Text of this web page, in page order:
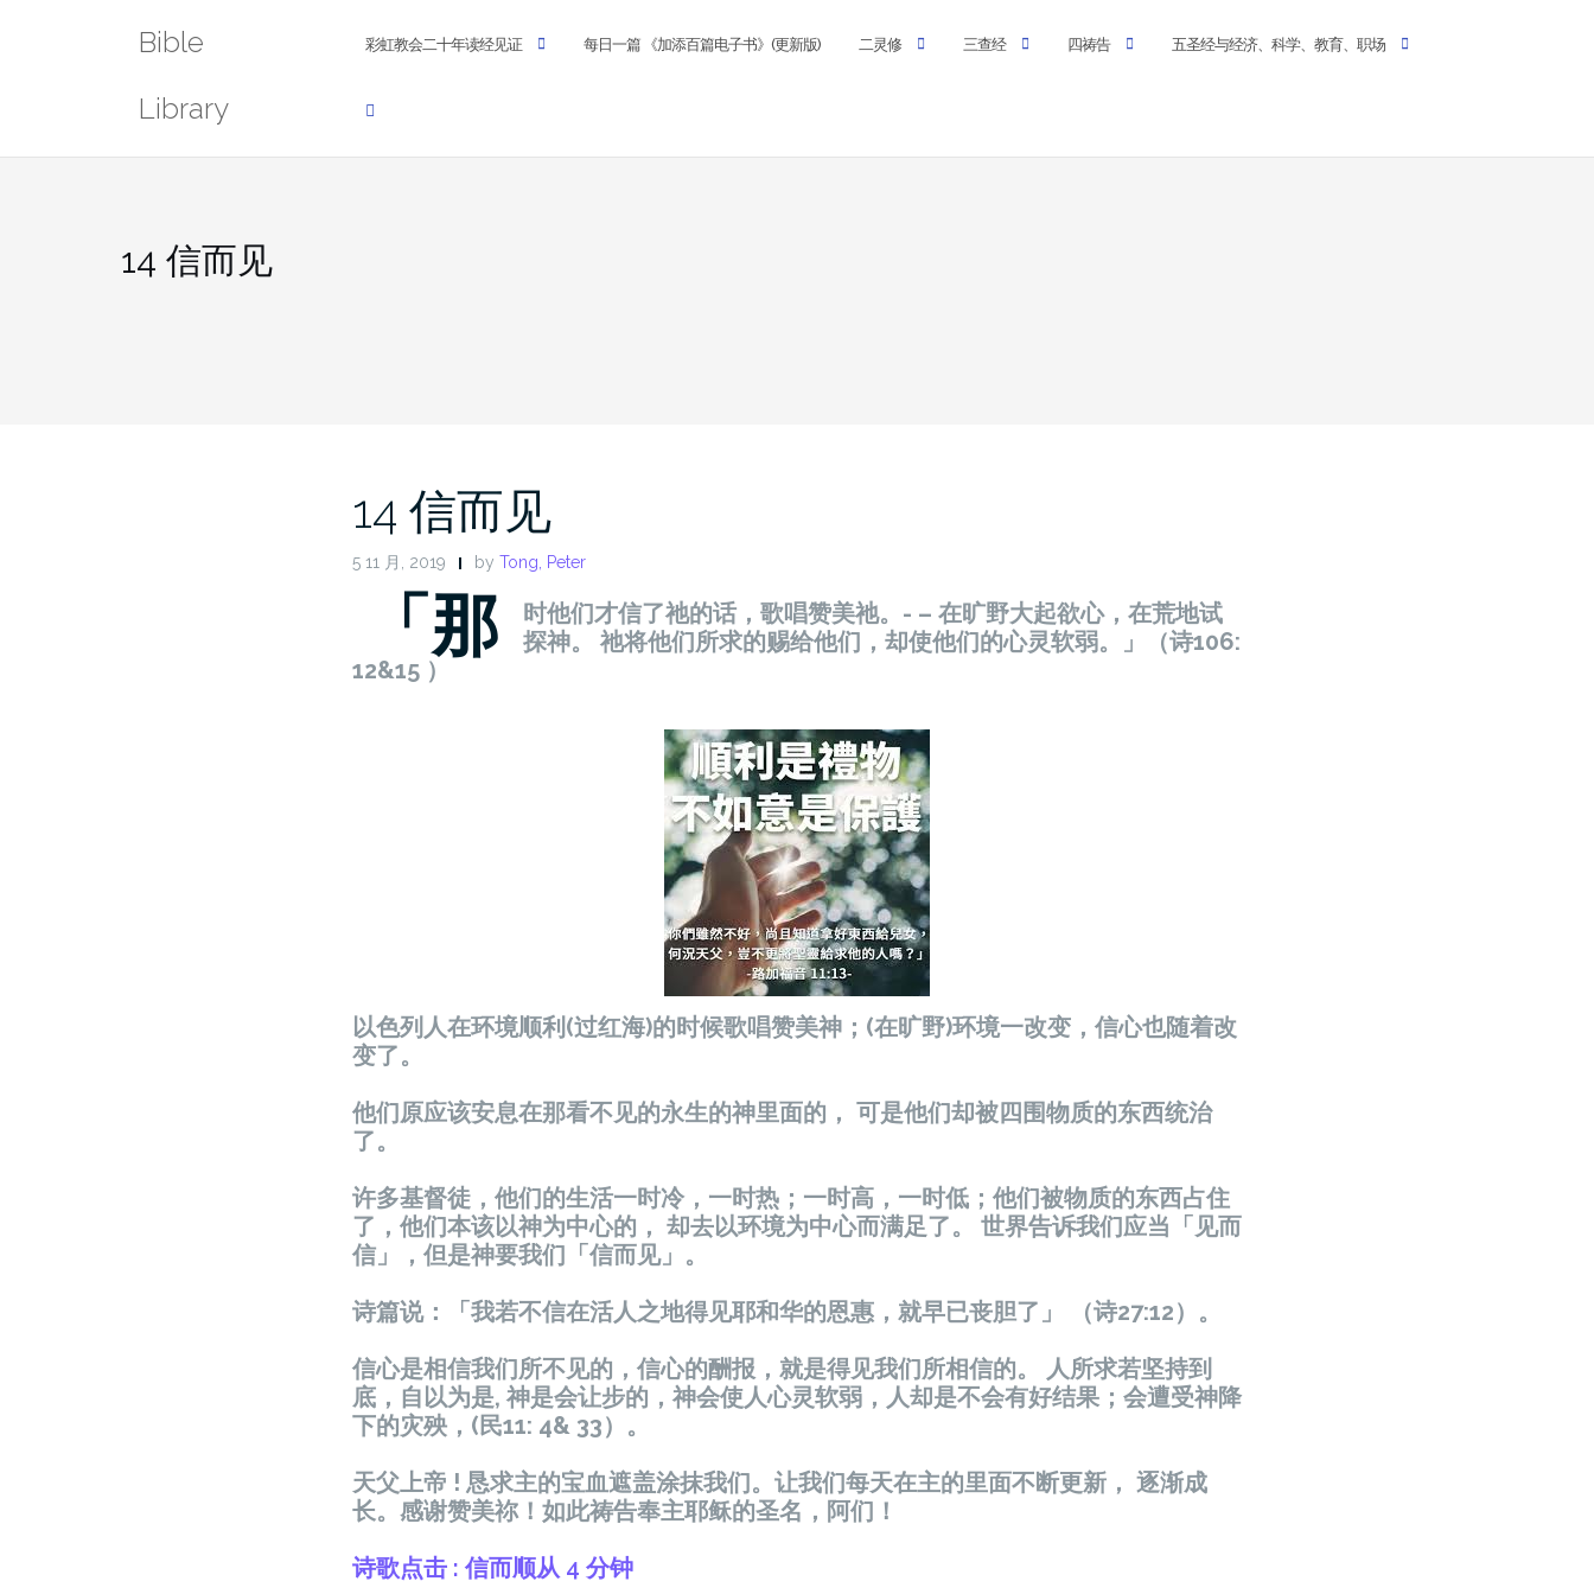
Bible
Library
彩虹教会二十年读经见证 每日一篇 《加添百篇电子书》(更新版) 二灵修 三查经 四祷告 五圣经与经济、科学、教育、职场
14 信而见
14 信而见
5 11 月, 2019 by Tong, Peter
「那
时他们才信了祂的话，歌唱赞美祂。- – 在旷野大起欲心，在荒地试
探神。 祂将他们所求的赐给他们，却使他们的心灵软弱。」（诗106:
12&15 ）
以色列人在环境顺利(过红海)的时候歌唱赞美神；(在旷野)环境一改变，信心也随着改
变了。
他们原应该安息在那看不见的永生的神里面的， 可是他们却被四围物质的东西统治
了。
许多基督徒，他们的生活一时冷，一时热；一时高，一时低；他们被物质的东西占住
了，他们本该以神为中心的， 却去以环境为中心而满足了。 世界告诉我们应当「见而
信」，但是神要我们「信而见」。
诗篇说：「我若不信在活人之地得见耶和华的恩惠，就早已丧胆了」 （诗27:12）。
信心是相信我们所不见的，信心的酬报，就是得见我们所相信的。 人所求若坚持到
底，自以为是, 神是会让步的，神会使人心灵软弱，人却是不会有好结果；会遭受神降
下的灾殃，(民11: 4& 33）。
天父上帝 ! 恳求主的宝血遮盖涂抹我们。让我们每天在主的里面不断更新， 逐渐成
长。感谢赞美祢！如此祷告奉主耶稣的圣名，阿们！
诗歌点击 : 信而顺从 4 分钟